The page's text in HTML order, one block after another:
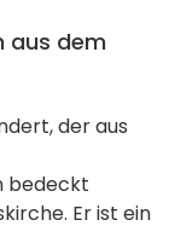
aus dem
der aus
bedeckt
Er ist ein